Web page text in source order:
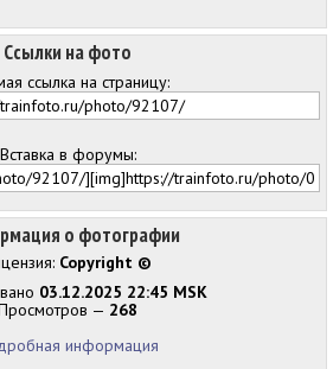
о фотографии
Copyright ©
03.12.2025 22:45 MSK
— 268
информация
Ссылки на фото
ссылка на страницу:
Вставка в форумы: